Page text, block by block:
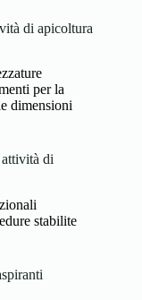
di apicoltura
per la
dimensioni
attività di
stabilite